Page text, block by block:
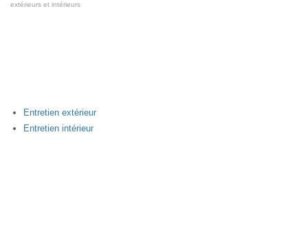
extérieurs et intérieurs
Entretien extérieur
Entretien intérieur